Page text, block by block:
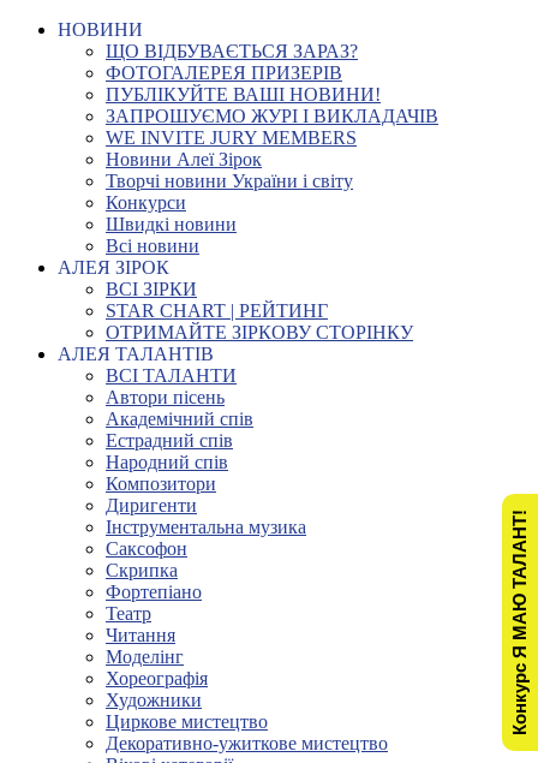
НОВИНИ
ЩО ВІДБУВАЄТЬСЯ ЗАРАЗ?
ФОТОГАЛЕРЕЯ ПРИЗЕРІВ
ПУБЛІКУЙТЕ ВАШІ НОВИНИ!
ЗАПРОШУЄМО ЖУРІ І ВИКЛАДАЧІВ
WE INVITE JURY MEMBERS
Новини Алеї Зірок
Творчі новини України і світу
Конкурси
Швидкі новини
Всі новини
АЛЕЯ ЗІРОК
ВСІ ЗІРКИ
STAR CHART | РЕЙТИНГ
ОТРИМАЙТЕ ЗІРКОВУ СТОРІНКУ
АЛЕЯ ТАЛАНТІВ
ВСІ ТАЛАНТИ
Автори пісень
Академічний спів
Естрадний спів
Народний спів
Композитори
Диригенти
Інструментальна музика
Саксофон
Скрипка
Фортепіано
Театр
Читання
Моделінг
Хореографія
Художники
Циркове мистецтво
Декоративно-ужиткове мистецтво
Конкурс Я МАЮ ТАЛАНТ!